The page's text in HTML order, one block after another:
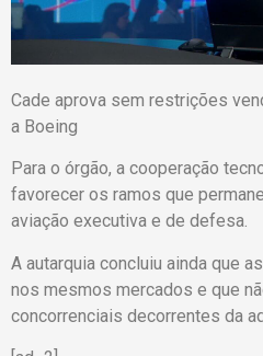
Cade aprova sem restrições
a Boeing
Para o órgão, a cooperação
favorecer os ramos que
aviação executiva e de defesa.
A autarquia concluiu ainda que
nos mesmos mercados e que
concorrenciais decorrentes da